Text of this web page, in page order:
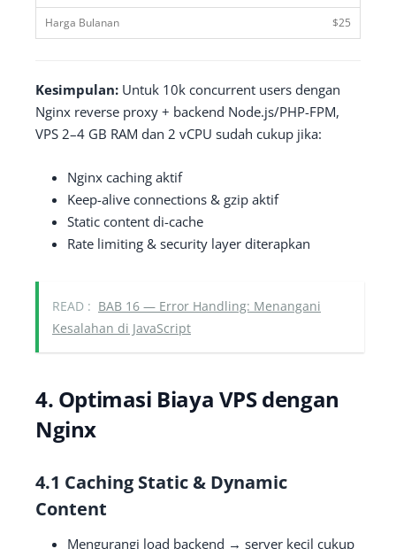
$25
Kesimpulan: Untuk 10k concurrent users dengan
Nginx reverse proxy + backend Node.js/PHP-FPM,
VPS 2–4 GB RAM dan 2 vCPU sudah cukup jika:
Nginx caching aktif
Keep-alive connections & gzip aktif
Static content di-cache
Rate limiting & security layer diterapkan
READ : BAB 16 — Error Handling: Menangani
Kesalahan di JavaScript
4. Optimasi Biaya VPS dengan
Nginx
4.1 Caching Static & Dynamic
Content
Mengurangi load backend → server kecil cukup